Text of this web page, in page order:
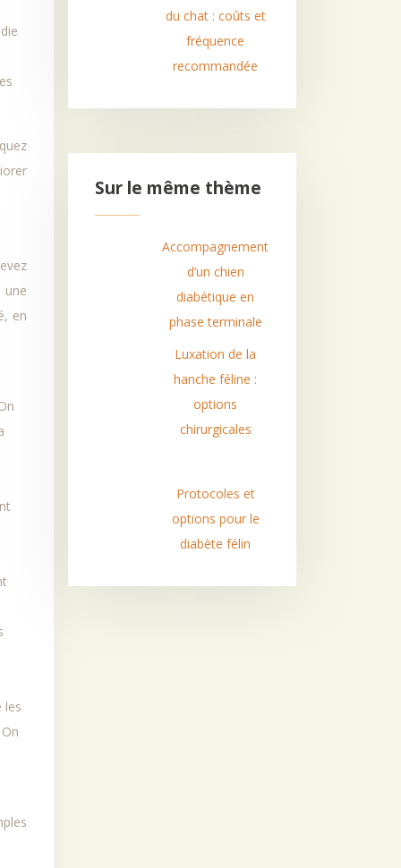
une
en
les
du chat : coûts et
fréquence
recommandée
Sur le même thème
Accompagnement
d’un chien
diabétique en
phase terminale
Luxation de la
hanche féline :
options
chirurgicales
Protocoles et
options pour le
diabète félin